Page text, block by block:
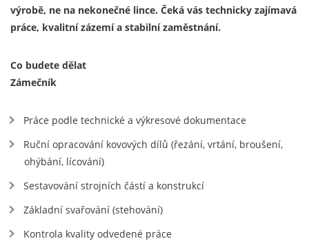
výrobě, ne na nekonečné lince. Čeká vás technicky zajímavá
práce, kvalitní zázemí a stabilní zaměstnání.
Co budete dělat
Zámečník
Práce podle technické a výkresové dokumentace
Ruční opracování kovových dílů (řezání, vrtání, broušení,
ohýbání, lícování)
Sestavování strojních částí a konstrukcí
Základní svařování (stehování)
Kontrola kvality odvedené práce